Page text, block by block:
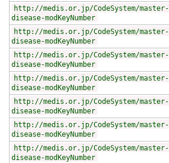
http://medis.or.jp/CodeSystem/master-
disease-modKeyNumber
http://medis.or.jp/CodeSystem/master-
disease-modKeyNumber
http://medis.or.jp/CodeSystem/master-
disease-modKeyNumber
http://medis.or.jp/CodeSystem/master-
disease-modKeyNumber
http://medis.or.jp/CodeSystem/master-
disease-modKeyNumber
http://medis.or.jp/CodeSystem/master-
disease-modKeyNumber
http://medis.or.jp/CodeSystem/master-
disease-modKeyNumber